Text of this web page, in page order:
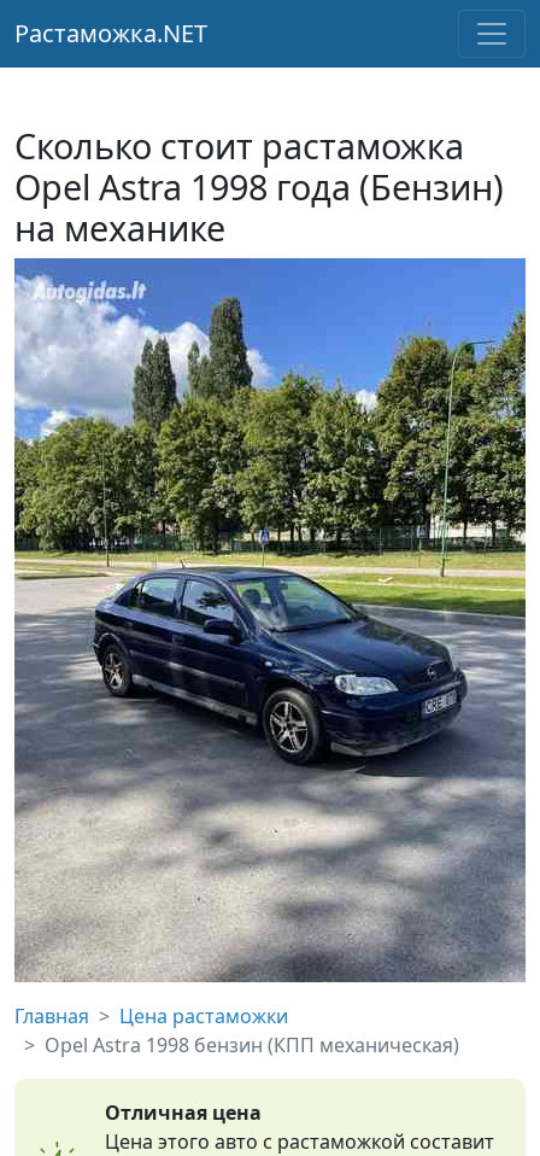
Растаможка.NET
Сколько стоит растаможка
Opel Astra 1998 года (Бензин)
на механике
Главная
Цена растаможки
Opel Astra 1998 бензин (КПП механическая)
Отличная цена
Цена этого авто с растаможкой составит